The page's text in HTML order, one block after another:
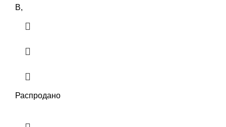
В,
Распродано